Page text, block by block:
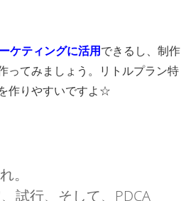
ケティングに活用 できるし、制作
ってみましょう。リトルプラン特
作りやすいですよ☆
。
試行、そして、PDCA